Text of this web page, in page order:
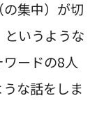
集中）が切
いうような
ードの8人
な話をしま